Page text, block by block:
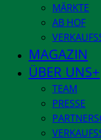
MÄRKTE
AB HOF
MAGAZIN
ÜBER UNS
TEAM
PRESSE